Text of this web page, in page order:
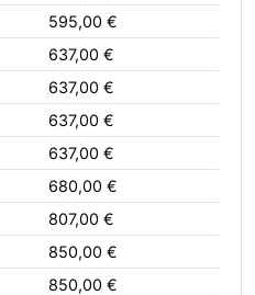
595,00 €
637,00 €
637,00 €
637,00 €
637,00 €
680,00 €
807,00 €
850,00 €
850,00 €